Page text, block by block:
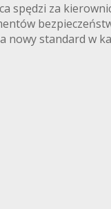
spędzi za
nowy standard w